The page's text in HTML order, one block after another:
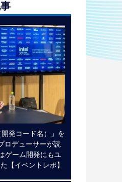
発コード名）」を
ロデューサーが読
ゲーム開発にもユ
【イベントレポ】